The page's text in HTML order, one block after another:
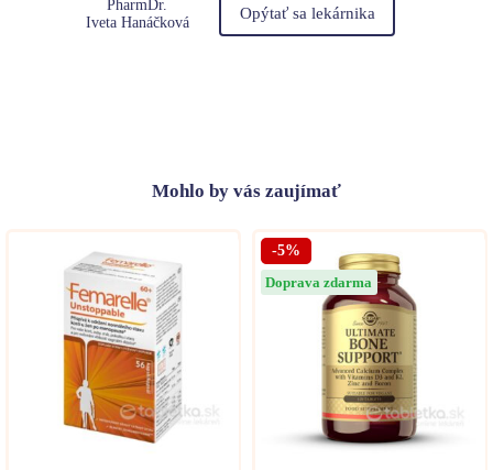
PharmDr.
Iveta Hanáčková
Opýtať sa lekárnika
Mohlo by vás zaujímať
-5%
Doprava zdarma